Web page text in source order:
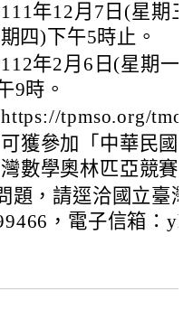
年12月7日(星期
四)下午5時止。
年2月6日(星期一
9時。
tpmso.org/
獲參加「中華民國
數學奧林匹亞競賽
題，請逕洽國立臺
，電子信箱：